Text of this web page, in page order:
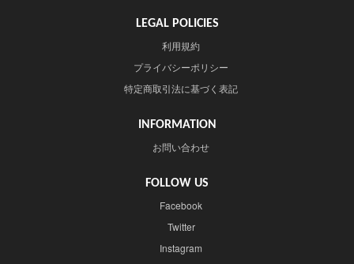
LEGAL POLICIES
利用規約
プライバシーポリシー
特定商取引法に基づく表記
INFORMATION
お問い合わせ
FOLLOW US
Facebook
Twitter
Instagram